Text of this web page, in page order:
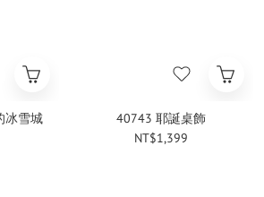
冰雪城
40743 耶誕桌飾
NT$1,399